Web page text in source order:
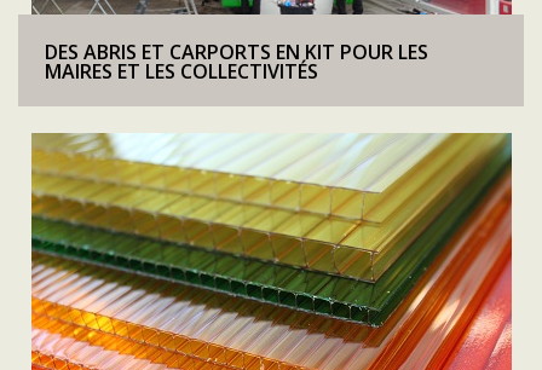
DES ABRIS ET CARPORTS EN KIT POUR LES
MAIRES ET LES COLLECTIVITÉS